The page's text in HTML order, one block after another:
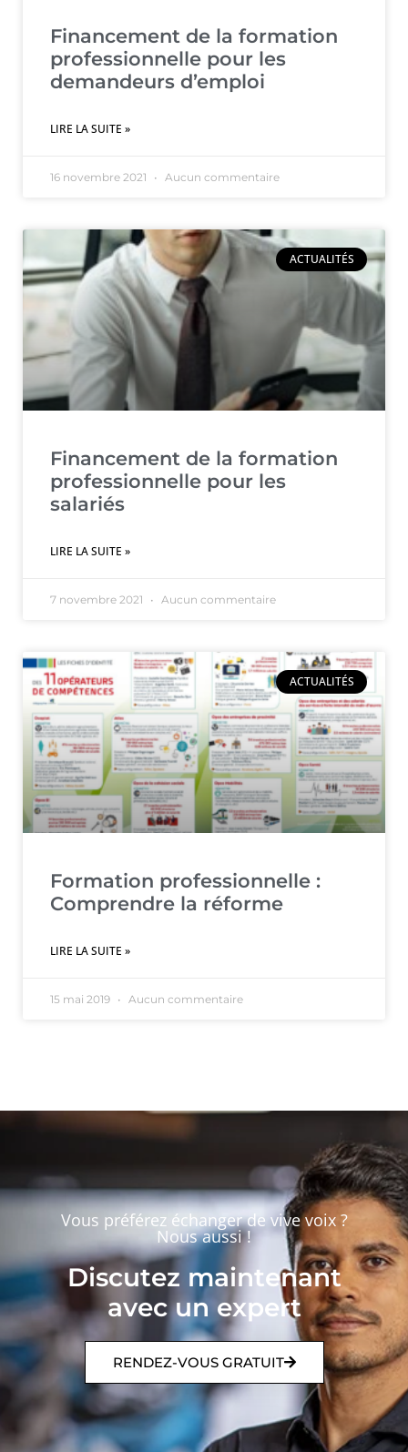
Financement de la formation
professionnelle pour les
demandeurs d’emploi
LIRE LA SUITE »
16 novembre 2021 Aucun commentaire
ACTUALITÉS
Financement de la formation
professionnelle pour les
salariés
LIRE LA SUITE »
7 novembre 2021 Aucun commentaire
ACTUALITÉS
Formation professionnelle :
Comprendre la réforme
LIRE LA SUITE »
15 mai 2019 Aucun commentaire
Vous préférez échanger de vive voix ?
Nous aussi !
Discutez maintenant
avec un expert
RENDEZ-VOUS GRATUIT